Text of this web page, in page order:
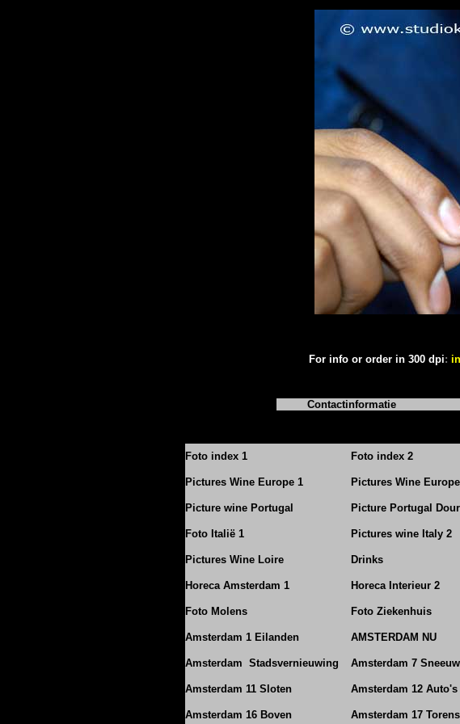
For info or order in 300 dpi:
Contactinformatie
Foto index 1 Foto index 2
Pictures Wine Europe 1 Pictures Wine
Picture wine Portugal Picture Portugal
Foto Italië 1 Pictures wine Italy 2
Pictures Wine Loire Drinks
Horeca Amsterdam 1 Horeca Interieur 2
Foto Molens Foto Ziekenhuis
Amsterdam 1 Eilanden AMSTERDAM NU
Amsterdam Stadsvernieuwing Amsterdam 7 Sneeuw
Amsterdam 11 Sloten Amsterdam 12 Auto's
Amsterdam 16 Boven Amsterdam 17 Torens